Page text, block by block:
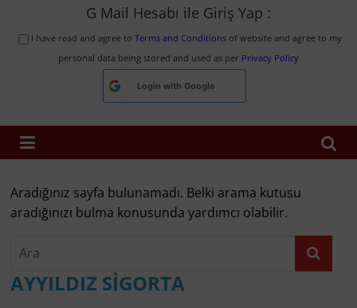
G Mail Hesabı ile Giriş Yap :
I have read and agree to Terms and Conditionsof website and agree to my
personal data being stored and used as per Privacy Policy
Login with Google
Aradığınız sayfa bulunamadı. Belki arama kutusu
aradığınızı bulma konusunda yardımcı olabilir.
AYYILDIZ SİGORTA